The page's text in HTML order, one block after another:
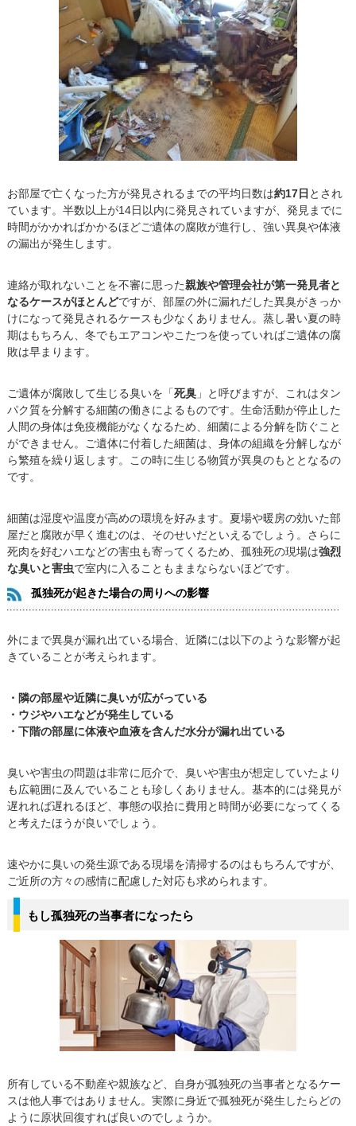
お部屋で亡くなった方が発見されるまでの平均日数は約17日 とされ
ています。半数以上が14日以内に発見されていますが、発見までに
時間がかかればかかるほどご遺体の腐敗が進行し、強い異臭や体液
の漏出が発生します。
連絡が取れないことを不審に思った親族や管理会社が第一発見者と
なるケースがほとんどですが、部屋の外に漏れだした異臭がきっか
けになって発見されるケースも少なくありません。蒸し暑い夏の時
期はもちろん、冬でもエアコンやこたつを使っていればご遺体の腐
敗は早まります。
ご遺体が腐敗して生じる臭いを「死臭」と呼びますが、これはタン
パク質を分解する細菌の働きによるものです。生命活動が停止した
人間の身体は免疫機能がなくなるため、細菌による分解を防ぐこと
ができません。ご遺体に付着した細菌は、身体の組織を分解しなが
ら繁殖を繰り返します。この時に生じる物質が異臭のもととなるの
です。
細菌は湿度や温度が高めの環境を好みます。夏場や暖房の効いた部
屋だと腐敗が早く進むのは、そのせいだといえるでしょう。さらに
死肉を好むハエなどの害虫も寄ってくるため、孤独死の現場は強烈
な臭いと害虫で室内に入ることもままならないほどです。
孤独死が起きた場合の周りへの影響
外にまで異臭が漏れ出ている場合、近隣には以下のような影響が起
きていることが考えられます。
・隣の部屋や近隣に臭いが広がっている
・ウジやハエなどが発生している
・下階の部屋に体液や血液を含んだ水分が漏れ出ている
臭いや害虫の問題は非常に厄介で、臭いや害虫が想定していたより
も広範囲に及んでいることも珍しくありません。基本的には発見が
遅れれば遅れるほど、事態の収拾に費用と時間が必要になってくる
と考えたほうが良いでしょう。
速やかに臭いの発生源である現場を清掃するのはもちろんですが、
ご近所の方々の感情に配慮した対応も求められます。
もし孤独死の当事者になったら
所有している不動産や親族など、自身が孤独死の当事者となるケー
スは他人事ではありません。実際に身近で孤独死が発生したらどの
ように原状回復すれば良いのでしょうか。